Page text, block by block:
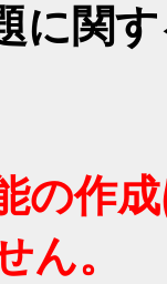
に関
作成
ん。